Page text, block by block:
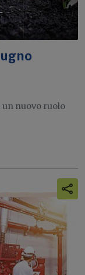
un nuovo ruolo